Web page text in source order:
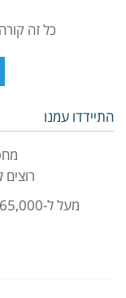
כל זה
התיידדו עמנו
מעל ל-65,000 המתנדבים והמתנדבות מחכים לכם!